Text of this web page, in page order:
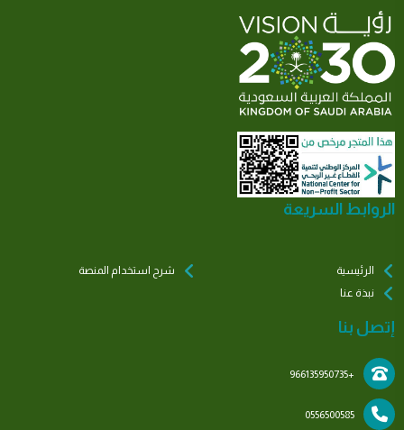
الروابط السريعة
الرئيسية
نبذة عنا
شرح استخدام المنصة
إتصل بنا
+966135950735
0556500585